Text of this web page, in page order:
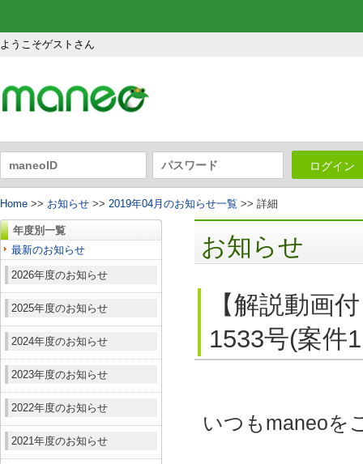
ようこそゲストさん
ログイン
Home >> お知らせ >> 2019年04月のお知らせ一覧 >> 詳細
年度別一覧
最新のお知らせ
2026年度のお知らせ
2025年度のお知らせ
2024年度のお知らせ
2023年度のお知らせ
2022年度のお知らせ
2021年度のお知らせ
お知らせ
【解説動画
1533号(案件
いつもmaneoを